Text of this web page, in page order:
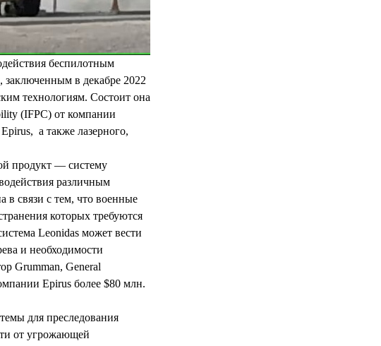
беспилотным
заключенным в декабре 2022
технологиям. Состоит она
(IFPC) от компании
а также лазерного,
продукт — систему
различным
в связи с тем, что военные
которых требуются
Leonidas может вести
и необходимости
Grumman, General
Epirus более $80 млн.
для преследования
от угрожающей